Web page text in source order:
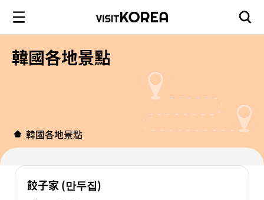
韓國各地景點
韓國各地景點
餃子家 (만두집)